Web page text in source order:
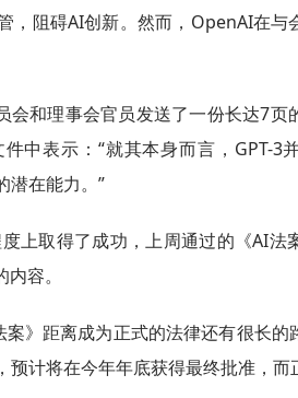
，阻碍AI创新。然而，OpenAI在与
和理事会官员发送了一份长达7页
中表示：“就其本身而言，GPT-3
潜在能力。”
上取得了成功，上周通过的《AI法
容。
》距离成为正式的法律还有很长的
预计将在今年年底获得最终批准，而